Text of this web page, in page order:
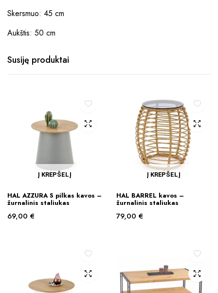
Skersmuo: 45 cm
Aukštis: 50 cm
Susiję produktai
Į KREPŠELĮ
HAL AZZURA S pilkas kavos –
žurnalinis staliukas
69,00 €
Į KREPŠELĮ
HAL BARREL kavos –
žurnalinis staliukas
79,00 €